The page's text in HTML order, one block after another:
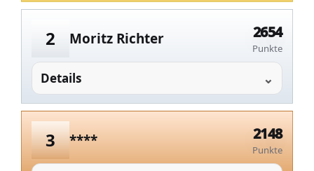
2 Moritz Richter 2654
Punkte
Details
3 **** 2148
Punkte